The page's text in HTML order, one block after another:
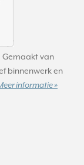
Gemaakt van
binnenwerk en
informatie »